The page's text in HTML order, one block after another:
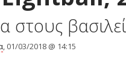
στους
, 01/03/2018 @ 14:15